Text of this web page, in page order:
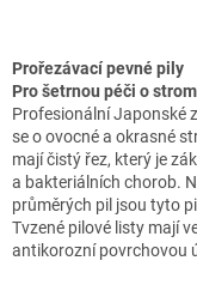
Prořezávací pevné pily
Pro šetrnou péči o
Profesionální Japonské
se o ovocné a okrasné
mají čistý řez, který je
a bakteriálních chorob.
průměrých pil jsou tyto
Tvzené pilové listy mají
antikorozní povrchovou